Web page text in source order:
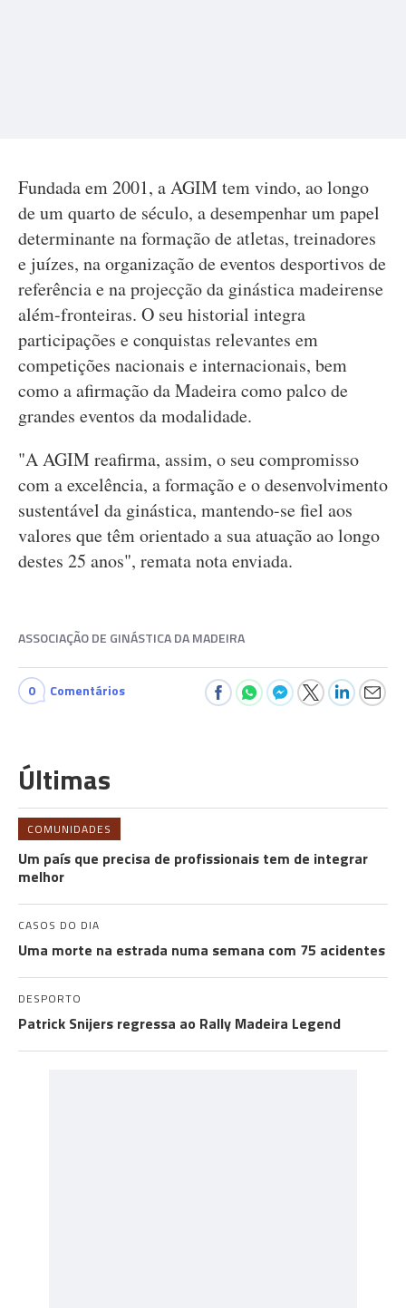
Fundada em 2001, a AGIM tem vindo, ao longo
de um quarto de século, a desempenhar um papel
determinante na formação de atletas, treinadores
e juízes, na organização de eventos desportivos de
referência e na projecção da ginástica madeirense
além-fronteiras. O seu historial integra
participações e conquistas relevantes em
competições nacionais e internacionais, bem
como a afirmação da Madeira como palco de
grandes eventos da modalidade.
"A AGIM reafirma, assim, o seu compromisso
com a excelência, a formação e o desenvolvimento
sustentável da ginástica, mantendo-se fiel aos
valores que têm orientado a sua atuação ao longo
destes 25 anos", remata nota enviada.
ASSOCIAÇÃO DE GINÁSTICA DA MADEIRA
0 Comentários
Últimas
COMUNIDADES
Um país que precisa de profissionais tem de integrar
melhor
CASOS DO DIA
Uma morte na estrada numa semana com 75 acidentes
DESPORTO
Patrick Snijers regressa ao Rally Madeira Legend